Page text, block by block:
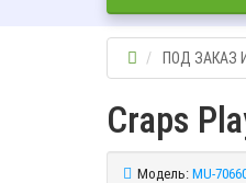
ПОД ЗАКАЗ
Craps
Модель: MU-